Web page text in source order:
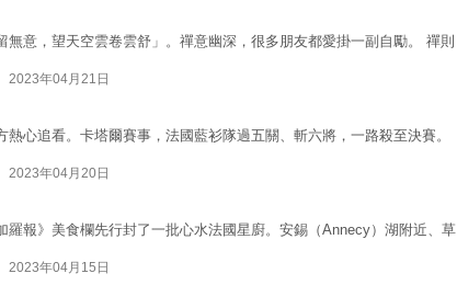
無意，望天空雲卷雲舒」。禪意幽深，很多朋友都愛掛一副自勵。 禪則
2023年04月21日
心追看。卡塔爾賽事，法國藍衫隊過五關、斬六將，一路殺至決賽。
2023年04月20日
羅報》美食欄先行封了一批心水法國星廚。安錫（Annecy）湖附近、草
2023年04月15日